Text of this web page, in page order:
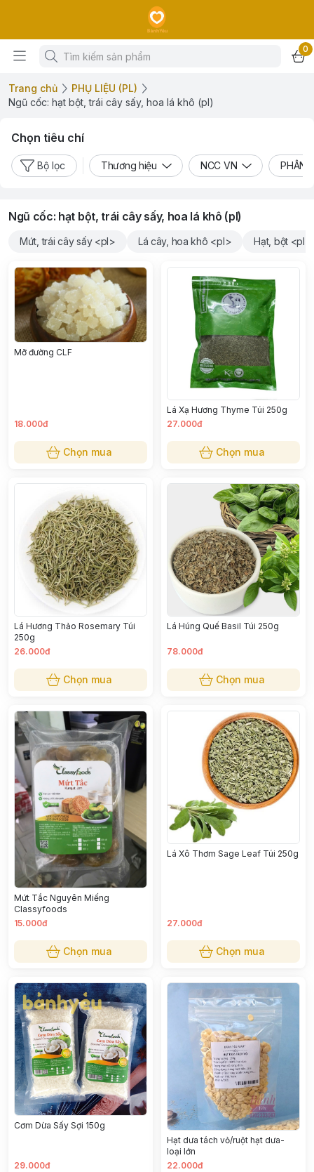
0
Trang chủ
PHỤ LIỆU (PL)
Ngũ cốc: hạt bột, trái cây sấy, hoa lá khô (pl)
Chọn tiêu chí
Bộ lọc Thương hiệu NCC VN PHÂN
Ngũ cốc: hạt bột, trái cây sấy, hoa lá khô (pl)
Mứt, trái cây sấy <pl> Lá cây, hoa khô <pl> Hạt, bột <pl>
Mỡ đường CLF
18.000đ
Chọn mua
Lá Xạ Hương Thyme Túi 250g
27.000đ
Chọn mua
Lá Hương Thảo Rosemary Túi
250g
26.000đ
Chọn mua
Lá Húng Quế Basil Túi 250g
78.000đ
Chọn mua
Mứt Tắc Nguyên Miếng
Classyfoods
15.000đ
Chọn mua
Lá Xô Thơm Sage Leaf Túi 250g
27.000đ
Chọn mua
Cơm Dừa Sấy Sợi 150g
29.000đ
Hạt dưa tách vỏ/ruột hạt dưa-
loại lớn
22.000đ